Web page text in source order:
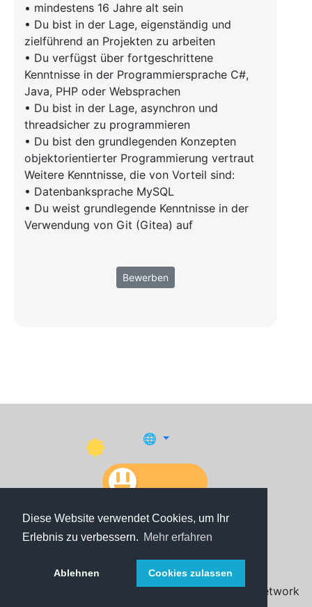
Diese Website verwendet Cookies, um Ihr
Erlebnis zu verbessern. Mehr erfahren
Ablehnen Cookies zulassen
• mindestens 16 Jahre alt sein
• Du bist in der Lage, eigenständig und
zielführend an Projekten zu arbeiten
• Du verfügst über fortgeschrittene
Kenntnisse in der Programmiersprache C#,
Java, PHP oder Websprachen
• Du bist in der Lage, asynchron und
threadsicher zu programmieren
• Du bist den grundlegenden Konzepten
objektorientierter Programmierung vertraut
Weitere Kenntnisse, die von Vorteil sind:
• Datenbanksprache MySQL
• Du weist grundlegende Kenntnisse in der
Verwendung von Git (Gitea) auf
Bewerben
🌐
Impressum
Datenschutzerklärung
© Create 2018 - 2026 by TheBrickForce.de - Network